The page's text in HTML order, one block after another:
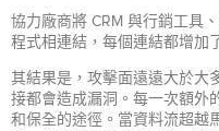
協力廠商將 CRM 與行銷工具
程式相連結，每個連結都增加
其結果是，攻擊面遠遠大於大
接都會造成漏洞。每一次額外
和保全的途徑。當資料流超越